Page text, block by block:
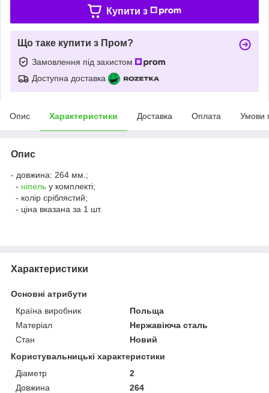
Купити з
Що таке купити з Пром?
Замовлення під захистом
Доступна доставка
Опис Характеристики Доставка Оплата Умови
Опис
- довжина: 264 мм.;
- ніпель у комплекті;
- колір сріблястий;
- ціна вказана за 1 шт.
Характеристики
Основні атрибути
Країна виробник
Польща
Матеріал
Нержавіюча сталь
Стан
Новий
Користувальницькі характеристики
Діаметр
2
Довжина
264